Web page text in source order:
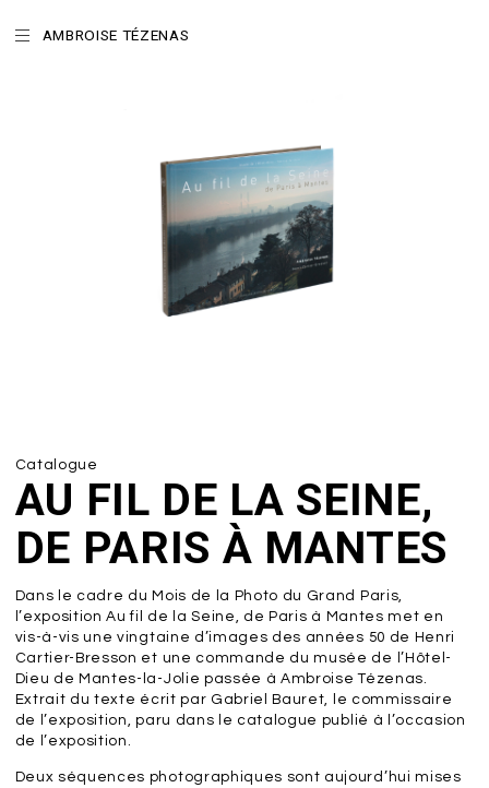
AMBROISE TÉZENAS
Catalogue
AU FIL DE LA SEINE,
DE PARIS À MANTES
Dans le cadre du Mois de la Photo du Grand Paris,
l’exposition Au fil de la Seine, de Paris à Mantes met en
vis-à-vis une vingtaine d’images des années 50 de Henri
Cartier-Bresson et une commande du musée de l’Hôtel-
Dieu de Mantes-la-Jolie passée à Ambroise Tézenas.
Extrait du texte écrit par Gabriel Bauret, le commissaire
de l’exposition, paru dans le catalogue publié à l’occasion
de l’exposition.
Deux séquences photographiques sont aujourd’hui mises